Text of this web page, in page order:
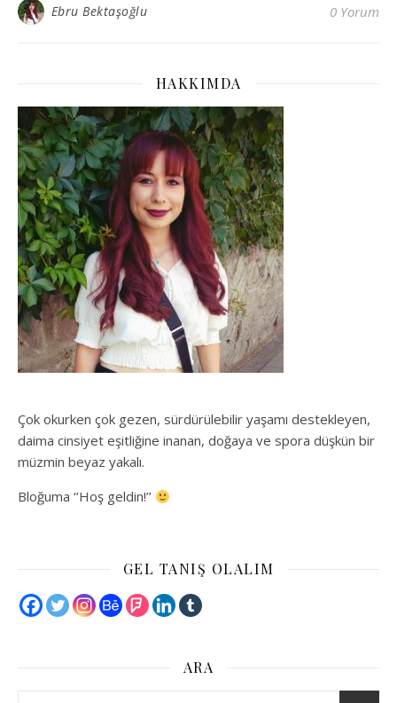
Ebru Bektaşoğlu 0 Yorum
HAKKIMDA
Çok okurken çok gezen, sürdürülebilir yaşamı destekleyen,
daima cinsiyet eşitliğine inanan, doğaya ve spora düşkün bir
müzmin beyaz yakalı.
Bloğuma ‘’Hoş geldin!’’
GEL TANIŞ OLALIM
ARA